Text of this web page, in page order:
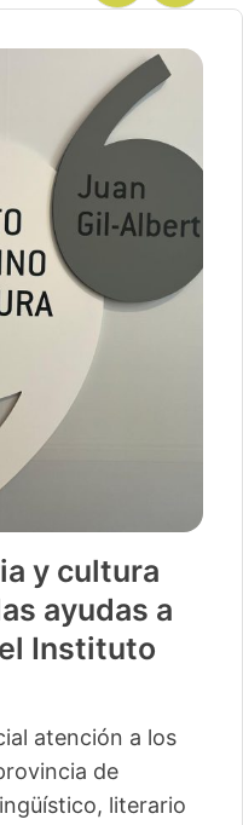
y cultura
ayudas a
Instituto
atención a los
de
literario